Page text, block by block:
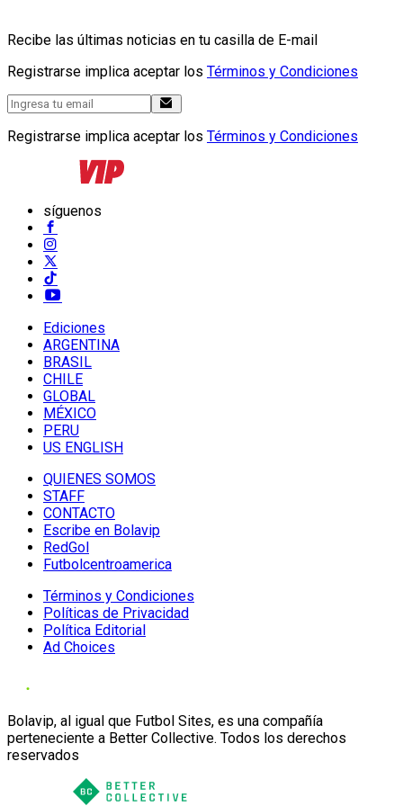
Recibe las últimas noticias en tu casilla de E-mail
Registrarse implica aceptar los Términos y Condiciones
Registrarse implica aceptar los Términos y Condiciones
síguenos
Ediciones
ARGENTINA
BRASIL
CHILE
GLOBAL
MÉXICO
PERU
US ENGLISH
QUIENES SOMOS
STAFF
CONTACTO
Escribe en Bolavip
RedGol
Futbolcentroamerica
Términos y Condiciones
Políticas de Privacidad
Política Editorial
Ad Choices
Bolavip, al igual que Futbol Sites, es una compañía
perteneciente a Better Collective. Todos los derechos
reservados